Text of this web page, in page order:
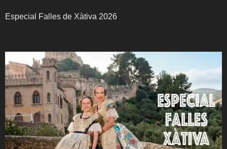
Especial Falles de Xàtiva 2026